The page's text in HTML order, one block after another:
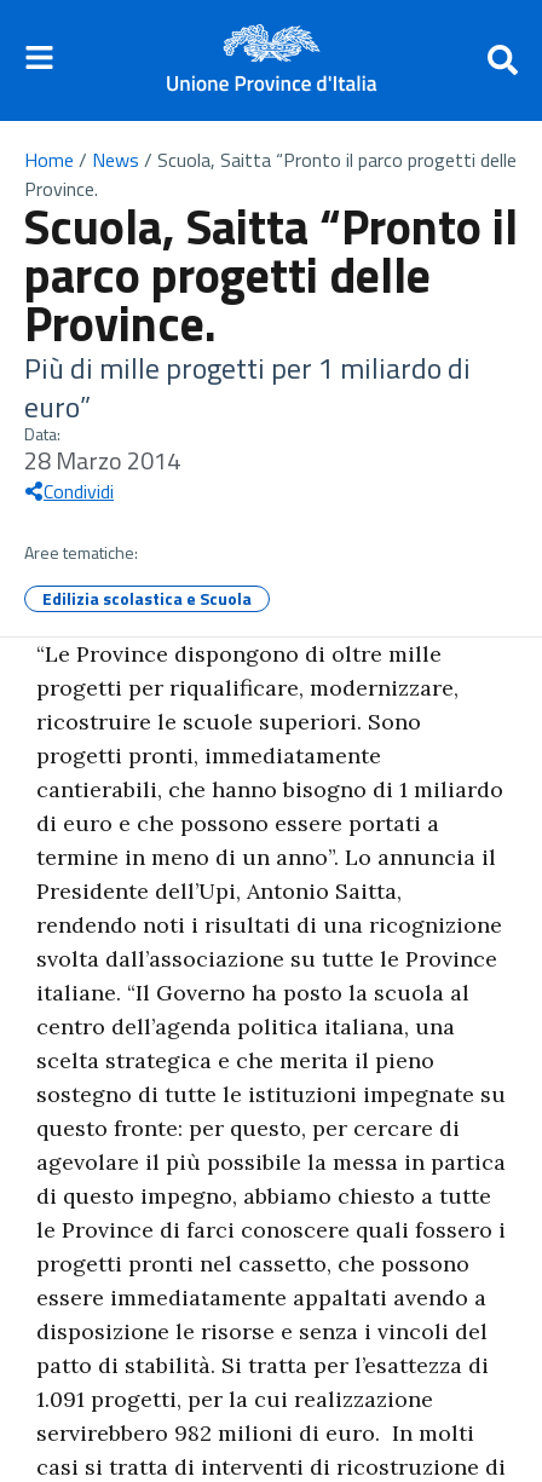
Home / News / Scuola, Saitta “Pronto il parco progetti delle
Province.
Scuola, Saitta “Pronto il
parco progetti delle
Province.
Più di mille progetti per 1 miliardo di
euro”
Data:
28 Marzo 2014
Condividi
Aree tematiche:
Edilizia scolastica e Scuola
“Le Province dispongono di oltre mille
progetti per riqualificare, modernizzare,
ricostruire le scuole superiori. Sono
progetti pronti, immediatamente
cantierabili, che hanno bisogno di 1 miliardo
di euro e che possono essere portati a
termine in meno di un anno”. Lo annuncia il
Presidente dell’Upi, Antonio Saitta,
rendendo noti i risultati di una ricognizione
svolta dall’associazione su tutte le Province
italiane. “Il Governo ha posto la scuola al
centro dell’agenda politica italiana, una
scelta strategica e che merita il pieno
sostegno di tutte le istituzioni impegnate su
questo fronte: per questo, per cercare di
agevolare il più possibile la messa in partica
di questo impegno, abbiamo chiesto a tutte
le Province di farci conoscere quali fossero i
progetti pronti nel cassetto, che possono
essere immediatamente appaltati avendo a
disposizione le risorse e senza i vincoli del
patto di stabilità. Si tratta per l’esattezza di
1.091 progetti, per la cui realizzazione
servirebbero 982 milioni di euro. In molti
casi si tratta di interventi di ricostruzione di